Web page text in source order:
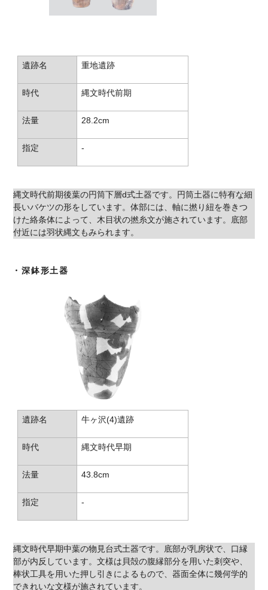
遺跡名 重地遺跡
時代 縄文時代前期
法量 28.2cm
指定 -
縄文時代前期後葉の円筒下層d式土器です。円筒土器に特有な細
長いバケツの形をしています。体部には、軸に撚り紐を巻きつ
けた絡条体によって、木目状の撚糸文が施されています。底部
付近には羽状縄文もみられます。
・深鉢形土器
遺跡名 牛ヶ沢(4)遺跡
時代 縄文時代早期
法量 43.8cm
指定 -
縄文時代早期中葉の物見台式土器です。底部が乳房状で、口縁
部が内反しています。文様は貝殻の腹縁部分を用いた刺突や、
棒状工具を用いた押し引きによるもので、器面全体に幾何学的
できれいな文様が施されています。